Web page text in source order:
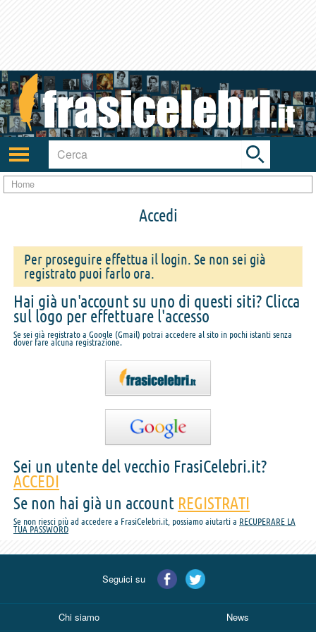
Attiva/disattiva
navigazione
Toggle
search
bar
Home
Accedi
Per proseguire effettua il login. Se non sei già
registrato puoi farlo ora.
Hai già un'account su uno di questi siti? Clicca
sul logo per effettuare l'accesso
Se sei già registrato a Google (Gmail) potrai accedere al sito in pochi istanti senza
dover fare alcuna registrazione.
Sei un utente del vecchio FrasiCelebri.it?
ACCEDI
Se non hai già un account REGISTRATI
Se non riesci più ad accedere a FrasiCelebri.it, possiamo aiutarti a RECUPERARE LA
TUA PASSWORD
Seguici su
Chi siamo News